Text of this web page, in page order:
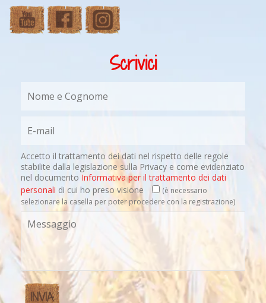
Scrivici
Accetto il trattamento dei dati nel rispetto delle regole
stabilite dalla legislazione sulla Privacy e come evidenziato
nel documento Informativa per il trattamento dei dati
personali di cui ho preso visione
(è necessario
selezionare la casella per poter procedere con la registrazione)